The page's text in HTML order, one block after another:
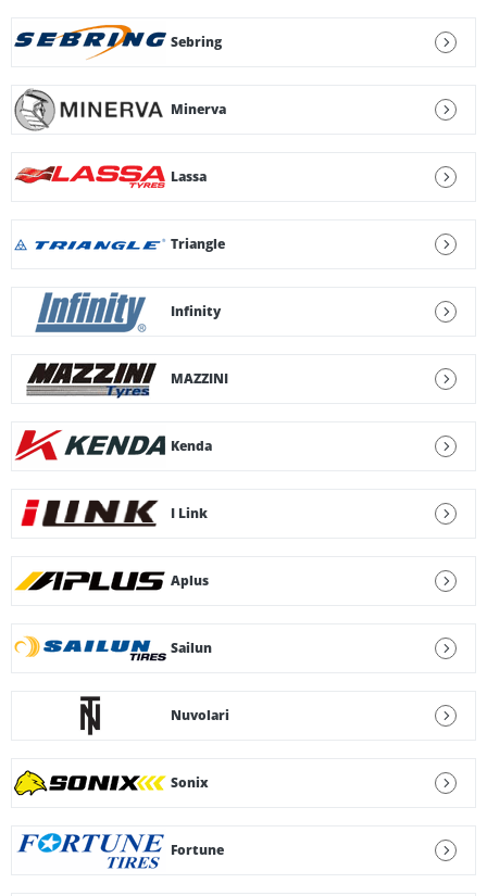
Sebring
Minerva
Lassa
Triangle
Infinity
MAZZINI
Kenda
I Link
Aplus
Sailun
Nuvolari
Sonix
Fortune